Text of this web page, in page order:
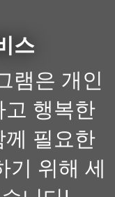
스
램은 개인
행복한
필요한
기 위해 세